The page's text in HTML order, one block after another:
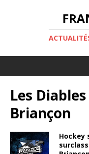
Les
Briançon
Hockey